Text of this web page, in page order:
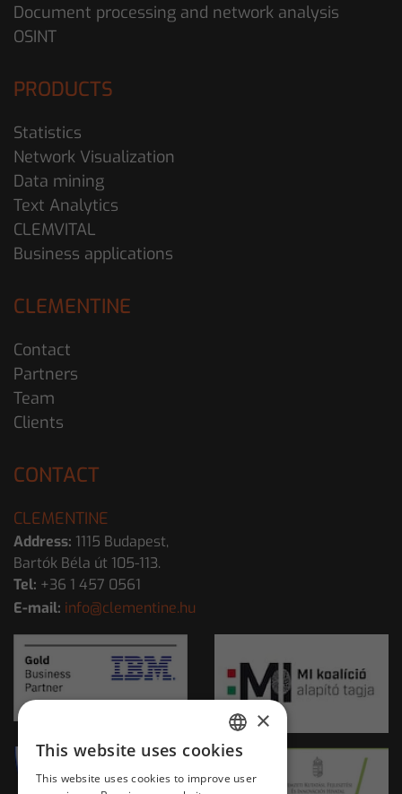
Document processing and network analysis
OSINT
PRODUCTS
Statistics
Network Visualization
Data mining
Text Analytics
CLEMVITAL
Business applications
CLEMENTINE
Contact
Partners
Team
Clients
CONTACT
CLEMENTINE
Address: 1115 Budapest,
Bartók Béla út 105-113.
Tel: +36 1 457 0561
E-mail: info@clementine.hu
HUNGARIAN
ENGLISH
×
This website uses cookies
This website uses cookies to improve user